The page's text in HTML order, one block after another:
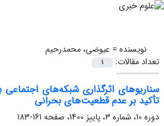
نویسنده = عیوضی، محمدرحیم
تعداد مقالات:
1
سناریوهای اثرگذاری شبکه‌های اجتماعی
تأکید بر عدم قطعیت‌‌های بحرانی
دوره 10، شماره 3، پاییز 1400، صفحه
161-183